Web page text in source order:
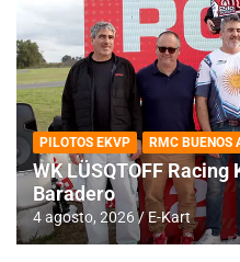
PILOTOS EKVP RMC BUENOS
WK LÜSQTOFF
Baradero
4 agosto, 2026 E-Kart